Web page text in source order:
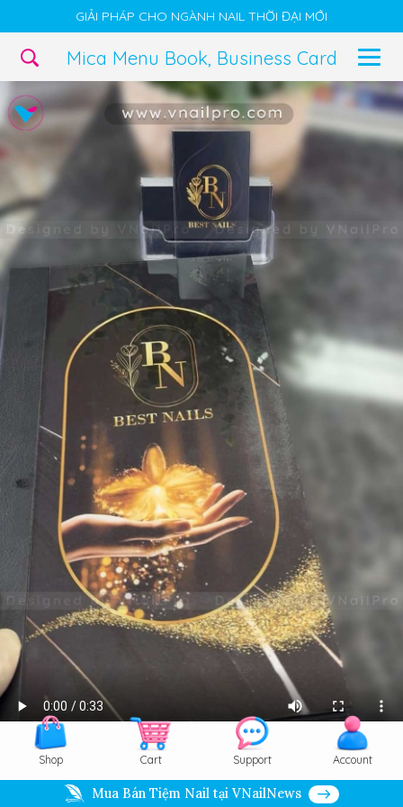
GIẢI PHÁP CHO NGÀNH NAIL THỜI ĐẠI MỚI
Mica Menu Book, Business Card
Info Order Save Zoom
Shop Cart Support Account
Mua Bán Tiệm Nail tại VNailNews